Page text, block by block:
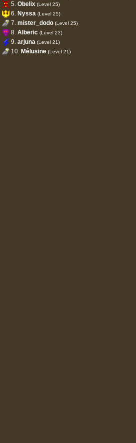
5. Obelix (Level 25)
6. Nyssa (Level 25)
7. mister_dodo (Level 25)
8. Alberic (Level 23)
9. arjuna (Level 21)
10. Mélusine (Level 21)